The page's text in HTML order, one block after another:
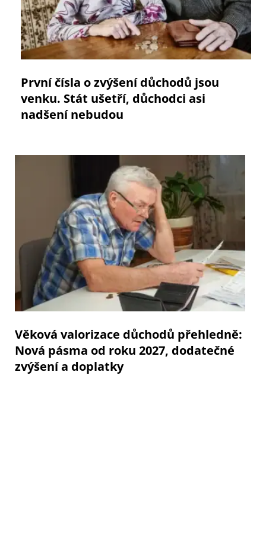
První čísla o zvýšení důchodů jsou
venku. Stát ušetří, důchodci asi
nadšení nebudou
Věková valorizace důchodů přehledně:
Nová pásma od roku 2027, dodatečné
zvýšení a doplatky